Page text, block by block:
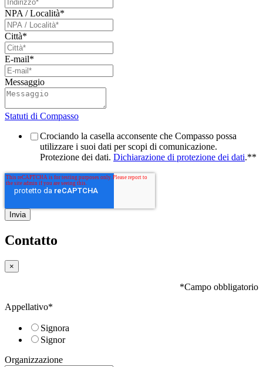
NPA / Località*
Città*
E-mail*
Messaggio
Statuti di Compasso
Crociando la casella acconsente che Compasso possa
utilizzare i suoi dati per scopi di comunicazione.
Protezione dei dati. Dichiarazione di protezione dei dati.**
Contatto
×
*Campo obbligatorio
Appellativo*
Signora
Signor
Organizzazione